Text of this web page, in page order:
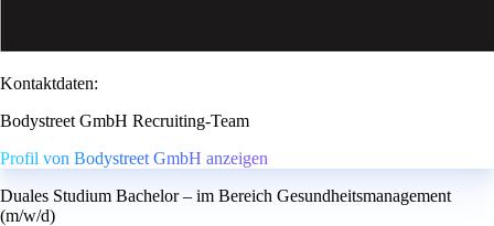
Kontaktdaten:
Bodystreet GmbH Recruiting-Team
Profil von Bodystreet GmbH anzeigen
Duales Studium Bachelor – im Bereich Gesundheitsmanagement
(m/w/d)